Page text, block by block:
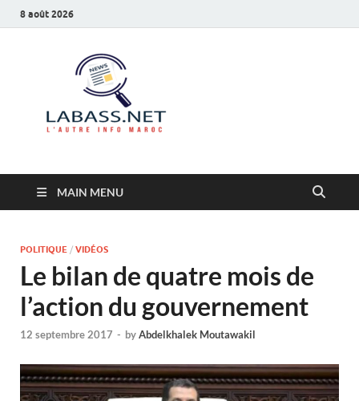
8 août 2026
MAIN MENU
POLITIQUE / VIDÉOS
Le bilan de quatre mois de
l’action du gouvernement
12 septembre 2017 - byAbdelkhalek Moutawakil